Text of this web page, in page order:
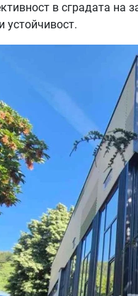
в сградата на
устойчивост.